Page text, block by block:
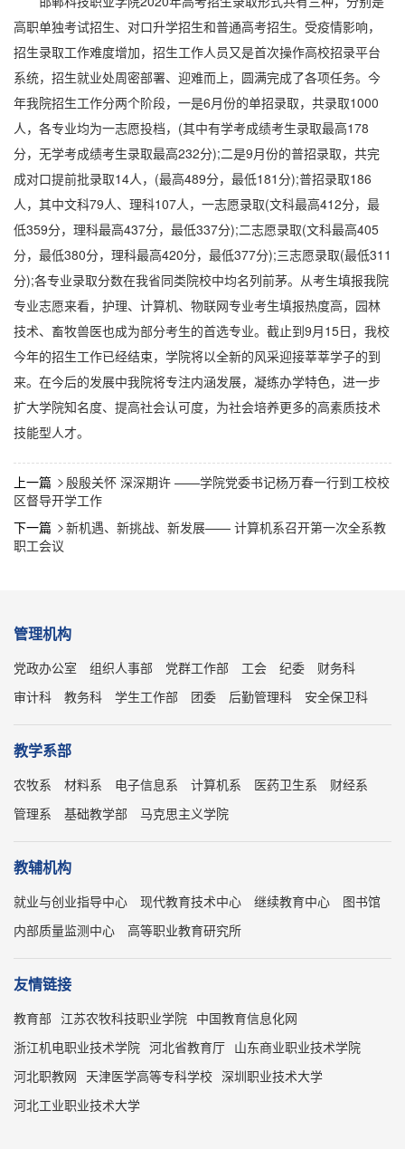
高职单独考试招生、对口升学招生和普通高考招生。受疫情影响，
招生录取工作难度增加，招生工作人员又是首次操作高校招录平台
系统，招生就业处周密部署、迎难而上，圆满完成了各项任务。今
年我院招生工作分两个阶段，一是6月份的单招录取，共录取1000
人，各专业均为一志愿投档，(其中有学考成绩考生录取最高178
分，无学考成绩考生录取最高232分);二是9月份的普招录取，共完
成对口提前批录取14人，(最高489分，最低181分);普招录取186
人，其中文科79人、理科107人，一志愿录取(文科最高412分，最
低359分，理科最高437分，最低337分);二志愿录取(文科最高405
分，最低380分，理科最高420分，最低377分);三志愿录取(最低311
分);各专业录取分数在我省同类院校中均名列前茅。从考生填报我院
专业志愿来看，护理、计算机、物联网专业考生填报热度高，园林
技术、畜牧兽医也成为部分考生的首选专业。截止到9月15日，我校
今年的招生工作已经结束，学院将以全新的风采迎接莘莘学子的到
来。在今后的发展中我院将专注内涵发展，凝练办学特色，进一步
扩大学院知名度、提高社会认可度，为社会培养更多的高素质技术
技能型人才。
上一篇  殷殷关怀 深深期许 ——学院党委书记杨万春一行到工校校
区督导开学工作
下一篇  新机遇、新挑战、新发展—— 计算机系召开第一次全系教
职工会议
管理机构
党政办公室 组织人事部 党群工作部 工会 纪委
财务科
审计科
教务科 学生工作部 团委 后勤管理科 安全保卫科
教学系部
农牧系 材料系 电子信息系 计算机系 医药卫生系
财经系
管理系
基础教学部 马克思主义学院
教辅机构
就业与创业指导中心 现代教育技术中心 继续教育中心
图书馆
内部质量监测中心
高等职业教育研究所
友情链接
教育部 江苏农牧科技职业学院 中国教育信息化网
浙江机电职业技术学院 河北省教育厅 山东商业职业技术学院
河北职教网 天津医学高等专科学校 深圳职业技术大学
河北工业职业技术大学